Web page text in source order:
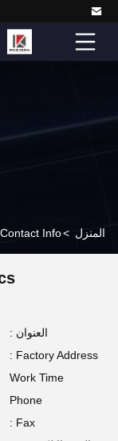
المنزل >
العنوان :
Factory Address :
Work Time
Phone
Fax :